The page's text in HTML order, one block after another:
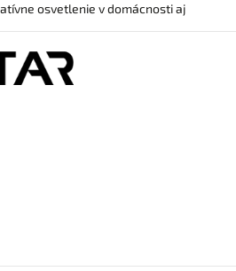
osvetlenie v domácnosti aj